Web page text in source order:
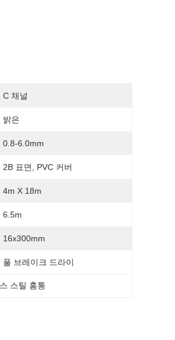
C 채널
밝은
0.8-6.0mm
2B 표면, PVC 커버
4m X 18m
6.5m
16x300mm
풀 브레이크 드라이
스틸 홈통